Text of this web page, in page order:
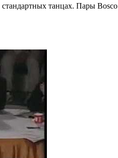
танцах. Пары